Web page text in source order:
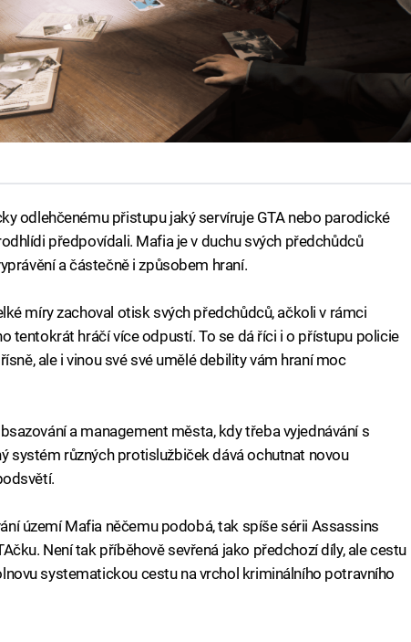
odlehčenému přistupu jaký servíruje GTA nebo parodické
předpovídali. Mafia je v duchu svých předchůdců
a částečně i způsobem hraní.
míry zachoval otisk svých předchůdců, ačkoli v rámci
tentokrát hráčí více odpustí. To se dá říci i o přístupu policie
ale i vinou své své umělé debility vám hraní moc
a management města, kdy třeba vyjednávání s
systém různých protislužbiček dává ochutnat novou
území Mafia něčemu podobá, tak spíše sérii Assassins
Není tak příběhově sevřená jako předchozí díly, ale cestu
systematickou cestu na vrchol kriminálního potravního